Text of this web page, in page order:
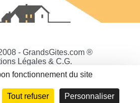
- GrandsGites.com ®
Légales & C.G.
de Confidentialité
des cookies
fonctionnement du site
Tout refuser Personnaliser